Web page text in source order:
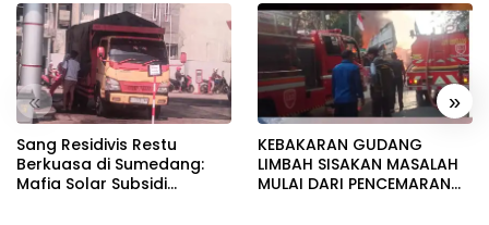
« »
Sang Residivis Restu
Berkuasa di Sumedang:
Mafia Solar Subsidi
KEBAKARAN GUDANG
LIMBAH SISAKAN MASALAH
MULAI DARI PENCEMARAN